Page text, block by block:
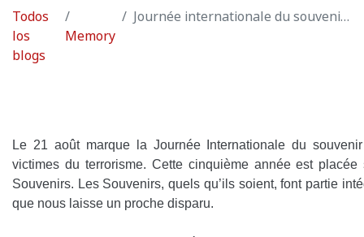
Todos
los
blogs
Memory
Journée internationale du souvenir en hommage aux victimes de terrorisme
Le 21 août marque la Journée Internationale du
victimes du terrorisme. Cette cinquième année est
Souvenirs. Les Souvenirs, quels qu’ils soient, font partie
que nous laisse un proche disparu.